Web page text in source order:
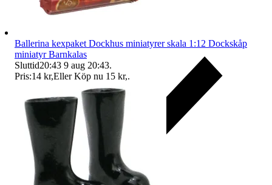
Ballerina kexpaket Dockhus miniatyrer skala 1:12 Dockskåp
miniatyr Barnkalas
Sluttid20:43 9 aug 20:43.
Pris:14 kr,Eller Köp nu 15 kr,.